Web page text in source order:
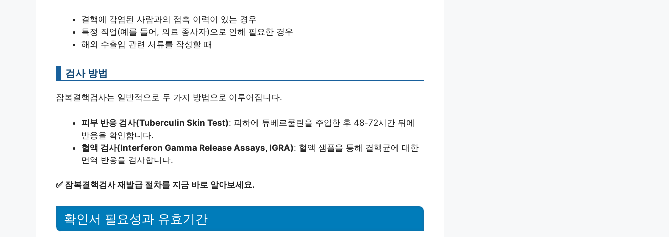
결핵에 감염된 사람과의 접촉 이력이 있는 경우
특정 직업(예를 들어, 의료 종사자)으로 인해 필요한 경우
해외 수출입 관련 서류를 작성할 때
검사 방법
잠복결핵검사는 일반적으로 두 가지 방법으로 이루어집니다.
피부 반응 검사(Tuberculin Skin Test): 피하에 튜베르쿨린을 주입한 후 48-72시간 뒤에
반응을 확인합니다.
혈액 검사(Interferon Gamma Release Assays, IGRA): 혈액 샘플을 통해 결핵균에 대한
면역 반응을 검사합니다.
✅ 잠복결핵검사 재발급 절차를 지금 바로 알아보세요.
확인서 필요성과 유효기간